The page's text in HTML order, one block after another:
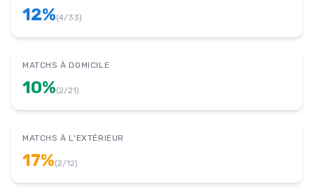
12%(4/33)
MATCHS À DOMICILE
10%(2/21)
MATCHS À L'EXTÉRIEUR
17%(2/12)